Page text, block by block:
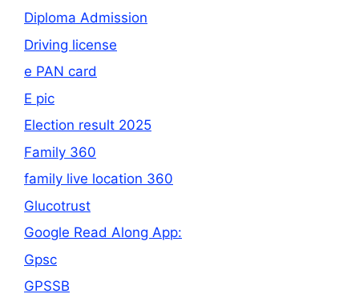
Diploma Admission
Driving license
e PAN card
E pic
Election result 2025
Family 360
family live location 360
Glucotrust
Google Read Along App:
Gpsc
GPSSB